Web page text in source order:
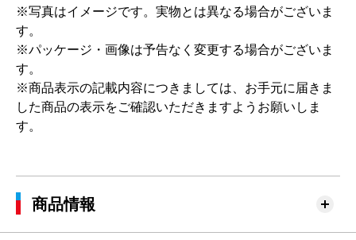
※写真はイメージです。実物とは異なる場合がございま
す。
※パッケージ・画像は予告なく変更する場合がございま
す。
※商品表示の記載内容につきましては、お手元に届きま
した商品の表示をご確認いただきますようお願いしま
す。
商品情報